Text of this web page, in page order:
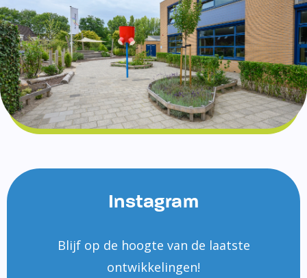
Instagram
Blijf op de hoogte van de laatste
ontwikkelingen!